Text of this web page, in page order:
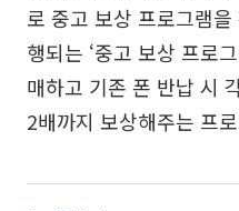
로 중고 보상 프로그램
행되는 ‘중고 보상 프로
매하고 기존 폰 반납 시
2배까지 보상해주는 프